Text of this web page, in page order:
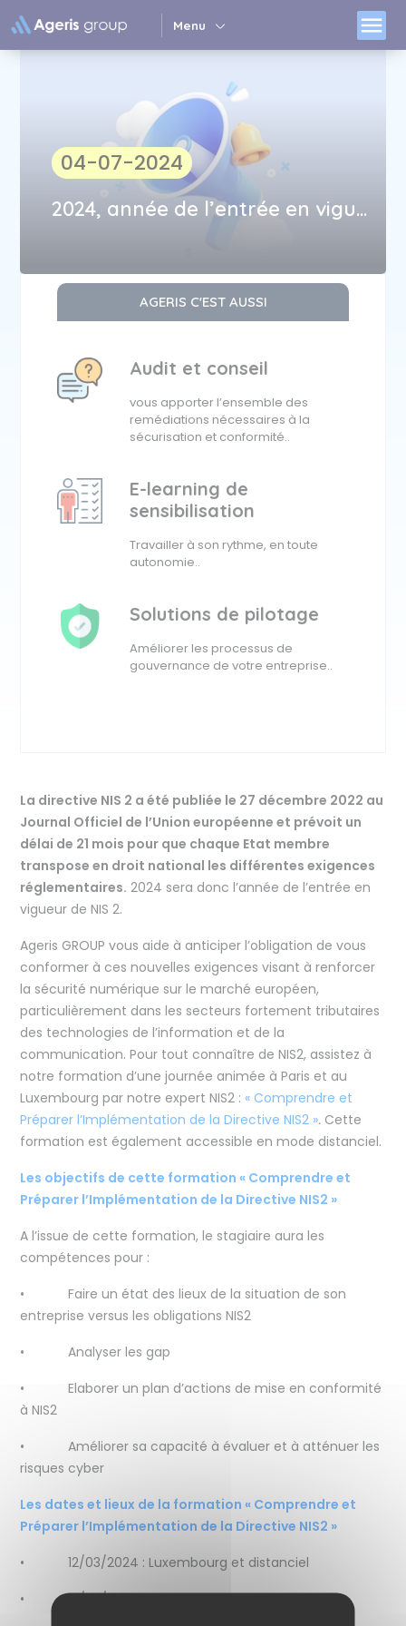
Menu menu
04-07-2024
2024, année de l’entrée en vigueur de NIS 2 : êtes-vous prêts ?
AGERIS C'EST AUSSI
Audit et conseil
vous apporter l’ensemble des
remédiations nécessaires à la
sécurisation et conformité..
E-learning de
sensibilisation
Travailler à son rythme, en toute
autonomie..
Solutions de pilotage
Améliorer les processus de
gouvernance de votre entreprise..
La directive NIS 2 a été publiée le 27 décembre 2022 au
Journal Officiel de l’Union européenne et prévoit un
délai de 21 mois pour que chaque Etat membre
transpose en droit national les différentes exigences
réglementaires. 2024 sera donc l’année de l’entrée en
vigueur de NIS 2.
Ageris GROUP vous aide à anticiper l’obligation de vous
conformer à ces nouvelles exigences visant à renforcer
la sécurité numérique sur le marché européen,
particulièrement dans les secteurs fortement tributaires
des technologies de l’information et de la
communication. Pour tout connaître de NIS2, assistez à
notre formation d’une journée animée à Paris et au
Luxembourg par notre expert NIS2 :« Comprendre et
Préparer l’Implémentation de la Directive NIS2 ». Cette
formation est également accessible en mode distanciel.
Les objectifs de cette formation « Comprendre et
Préparer l’Implémentation de la Directive NIS2 »
A l’issue de cette formation, le stagiaire aura les
compétences pour :
• Faire un état des lieux de la situation de son
entreprise versus les obligations NIS2
• Analyser les gap
• Elaborer un plan d’actions de mise en conformité
à NIS2
• Améliorer sa capacité à évaluer et à atténuer les
risques cyber
Les dates et lieux de la formation « Comprendre et
Préparer l’Implémentation de la Directive NIS2 »
• 12/03/2024 : Luxembourg et distanciel
• 21/03/2024 : Paris et distanciel
Panneau de gestion des cookies